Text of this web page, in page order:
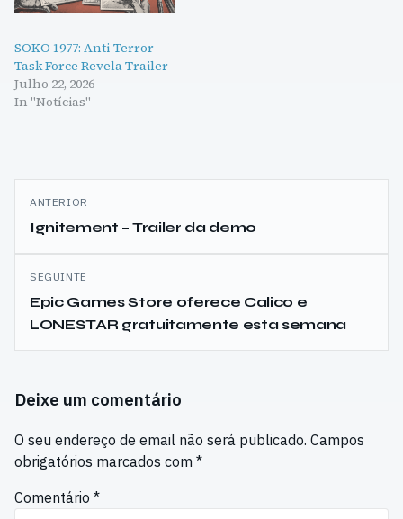
SOKO 1977: Anti-Terror
Task Force Revela Trailer
Julho 22, 2026
In "Notícias"
Navegação
de
artigos
ANTERIOR
Ignitement – Trailer da demo
SEGUINTE
Epic Games Store oferece Calico e
LONESTAR gratuitamente esta semana
Deixe um comentário
O seu endereço de email não será publicado. Campos
obrigatórios marcados com *
Comentário *